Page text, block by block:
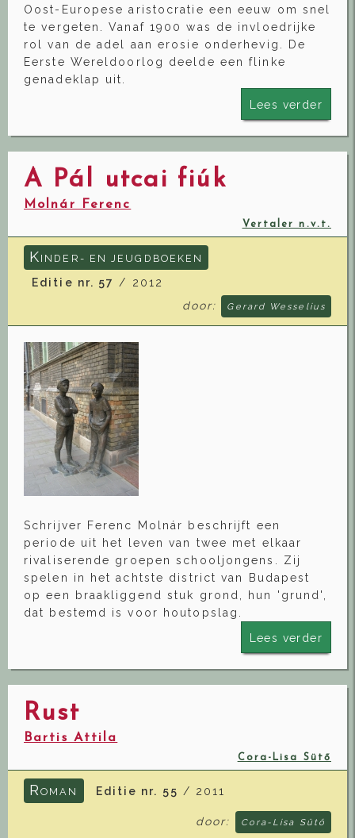
Oost-Europese aristocratie een eeuw om snel
te vergeten. Vanaf 1900 was de invloedrijke
rol van de adel aan erosie onderhevig. De
Eerste Wereldoorlog deelde een flinke
genadeklap uit.
Lees verder
A Pál utcai fiúk
Molnár Ferenc
Vertaler n.v.t.
K INDER- EN JEUGDBOEKEN
Editie nr. 57
/ 2012
door:
Gerard Wesselius
Schrijver Ferenc Molnár beschrijft een
periode uit het leven van twee met elkaar
rivaliserende groepen schooljongens. Zij
spelen in het achtste district van Budapest
op een braakliggend stuk grond, hun 'grund',
dat bestemd is voor houtopslag.
Lees verder
Rust
Bartis Attila
Cora-Lisa Sütő
ROMAN Editie nr. 55 / 2011
door: Cora-Lisa Sütő